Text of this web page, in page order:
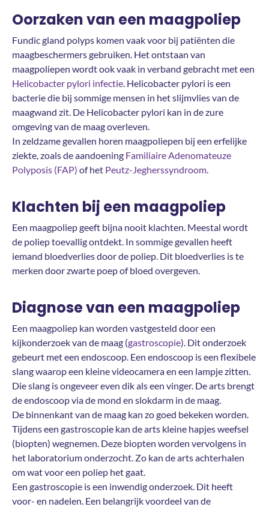
Oorzaken van een maagpoliep
Fundic gland polyps komen vaak voor bij patiënten die
maagbeschermers gebruiken. Het ontstaan van
maagpoliepen wordt ook vaak in verband gebracht met een
Helicobacter pylori infectie. Helicobacter pylori is een
bacterie die bij sommige mensen in het slijmvlies van de
maagwand zit. De Helicobacter pylori kan in de zure
omgeving van de maag overleven.
In zeldzame gevallen horen maagpoliepen bij een erfelijke
ziekte, zoals de aandoening Familiaire Adenomateuze
Polyposis (FAP) of het Peutz-Jegherssyndroom.
Klachten bij een maagpoliep
Een maagpoliep geeft bijna nooit klachten. Meestal wordt
de poliep toevallig ontdekt. In sommige gevallen heeft
iemand bloedverlies door de poliep. Dit bloedverlies is te
merken door zwarte poep of bloed overgeven.
Diagnose van een maagpoliep
Een maagpoliep kan worden vastgesteld door een
kijkonderzoek van de maag (gastroscopie). Dit onderzoek
gebeurt met een endoscoop. Een endoscoop is een flexibele
slang waarop een kleine videocamera en een lampje zitten.
Die slang is ongeveer even dik als een vinger. De arts brengt
de endoscoop via de mond en slokdarm in de maag.
De binnenkant van de maag kan zo goed bekeken worden.
Tijdens een gastroscopie kan de arts kleine hapjes weefsel
(biopten) wegnemen. Deze biopten worden vervolgens in
het laboratorium onderzocht. Zo kan de arts achterhalen
om wat voor een poliep het gaat.
Een gastroscopie is een inwendig onderzoek. Dit heeft
voor- en nadelen. Een belangrijk voordeel van de